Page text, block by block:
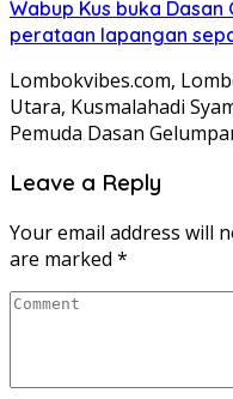
Wabup Kus buka Dasan
perataan lapangan
Lombokvibes.com,
Utara, Kusmalahadi
Pemuda Dasan
Leave a Reply
Your email address will
are marked *